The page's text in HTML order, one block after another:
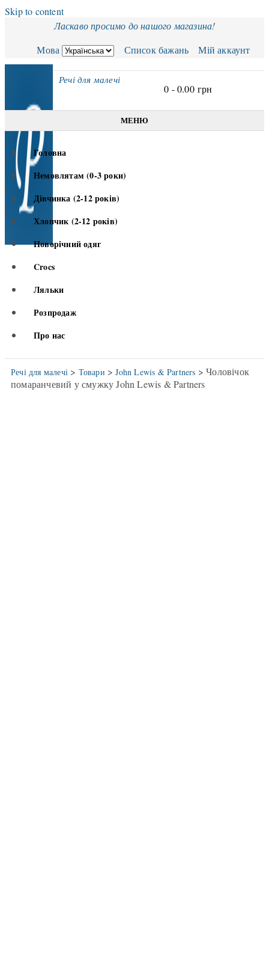
Skip to content
Ласкаво просимо до нашого магазина!
Мова
Список бажань Мій аккаунт
Речі для малечі
0 -0.00 грн
МЕНЮ
Головна
Немовлятам (0-3 роки)
Дівчинка (2-12 років)
Хлопчик (2-12 років)
Новорічний одяг
Crocs
Ляльки
Розпродаж
Про нас
Речі для малечі > Товари >John Lewis & Partners > Чоловічок
помаранчевий у смужку John Lewis & Partners